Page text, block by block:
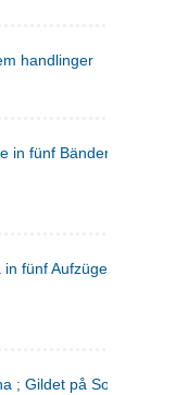
handlinger
in fünf Bänden
fünf Aufzügen
; Gildet på Solhaug ; Fru